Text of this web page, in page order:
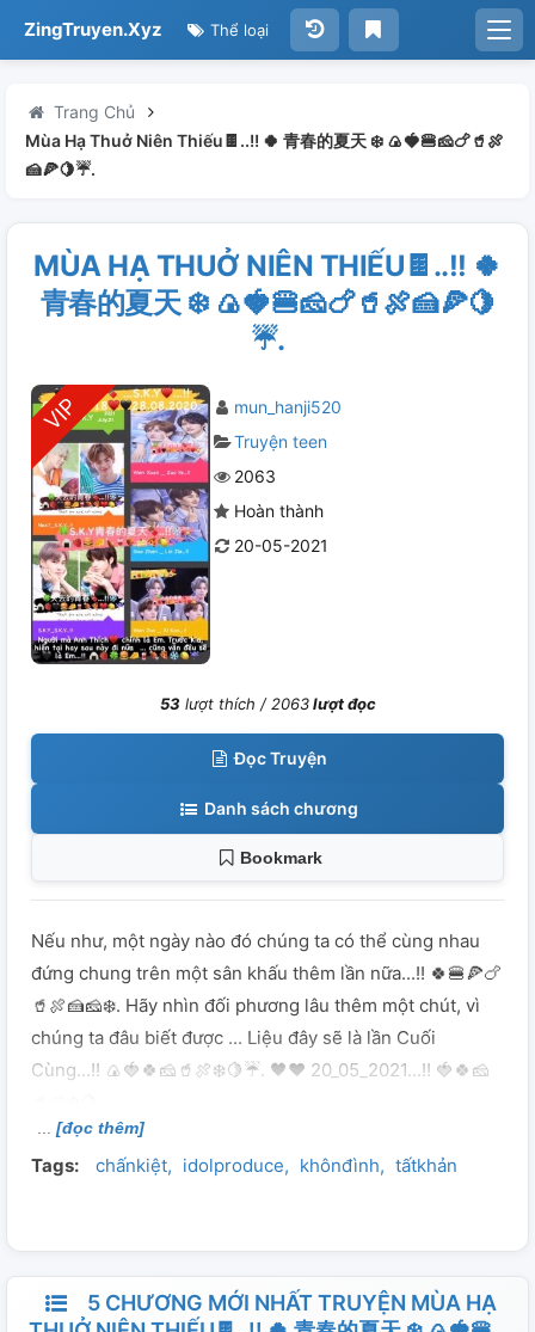
ZingTruyen.Xyz Thể loại
Trang Chủ
Mùa Hạ Thuở Niên Thiếu🍫..!! 🍀 青春的夏天 ❄️ 🍙🍓🍔🧀🍗🥤🍖
🍰🍕🍋☔.
MÙA HẠ THUỞ NIÊN THIẾU🍫..!! 🍀
青春的夏天 ❄️ 🍙🍓🍔🧀🍗🥤🍖🍰🍕🍋
☔.
mun_hanji520
Truyện teen
2063
Hoàn thành
20-05-2021
53 lượt thích /2063lượt đọc
Đọc Truyện
Danh sách chương
Bookmark
Nếu như, một ngày nào đó chúng ta có thể cùng nhau
đứng chung trên một sân khấu thêm lần nữa...!! 🍀🍔🍕🍗
🥤🍖🍰🧀❄️. Hãy nhìn đối phương lâu thêm một chút, vì
chúng ta đâu biết được ... Liệu đây sẽ là lần Cuối
Cùng...!! 🍙🍓🍀🧀🥤🍖❄️🍋☔. 🖤♥️ 20_05_2021...!! 🍓🍀🧀
[đọc thêm]
Tags: chấnkiệt idolproduce khônđình tấtkhản
5 CHƯƠNG MỚI NHẤT TRUYỆN MÙA HẠ